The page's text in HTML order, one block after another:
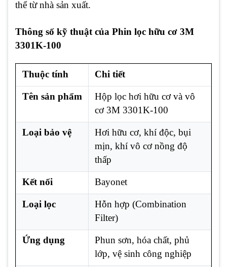
thể từ nhà sản xuất.
Thông số kỹ thuật của Phin lọc hữu cơ 3M
3301K-100
Thuộc tính Chi tiết
Tên sản phẩm
Hộp lọc hơi hữu cơ và vô
cơ 3M 3301K-100
Loại bảo vệ
Hơi hữu cơ, khí độc, bụi
mịn, khí vô cơ nồng độ
thấp
Kết nối Bayonet
Loại lọc
Hỗn hợp (Combination
Filter)
Ứng dụng
Phun sơn, hóa chất, phủ
lớp, vệ sinh công nghiệp